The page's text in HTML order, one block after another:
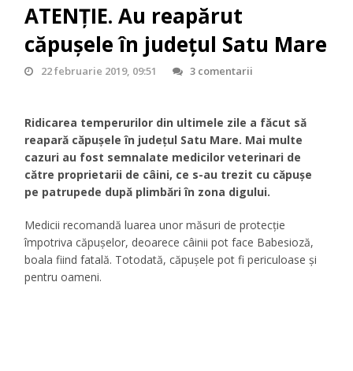
ATENȚIE. Au reapărut
căpușele în județul Satu Mare
22 februarie 2019, 09:51 3 comentarii
Ridicarea temperurilor din ultimele zile a făcut să
reapară căpușele în județul Satu Mare. Mai multe
cazuri au fost semnalate medicilor veterinari de
către proprietarii de câini, ce s-au trezit cu căpușe
pe patrupede după plimbări în zona digului.
Medicii recomandă luarea unor măsuri de protecție
împotriva căpușelor, deoarece câinii pot face Babesioză,
boala fiind fatală. Totodată, căpușele pot fi periculoase și
pentru oameni.